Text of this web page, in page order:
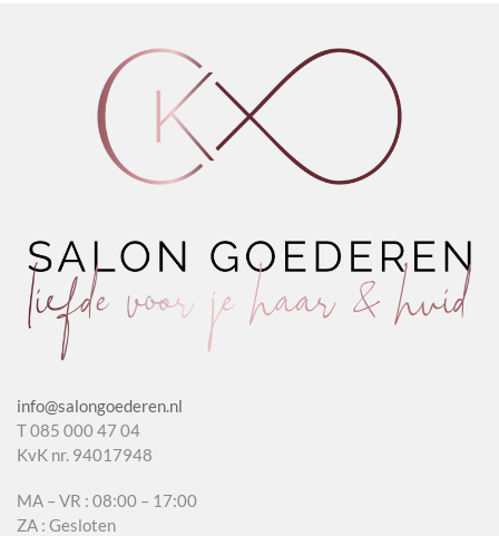
info@salongoederen.nl
T 085 000 47 04
KvK nr. 94017948
MA – VR : 08:00 – 17:00
ZA : Gesloten